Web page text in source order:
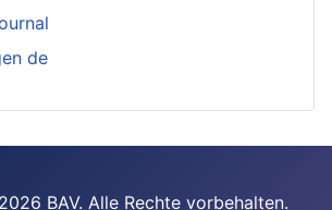
de
BAV. Alle Rechte vorbehalten.